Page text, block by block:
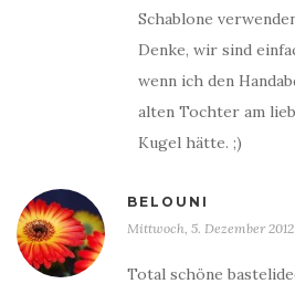
Schablone
Denke, wir sind
wenn ich den
alten Tochter am
Kugel hätte. ;)
BELOUNI
Mittwoch, 5. Dezember 2012
Total schöne